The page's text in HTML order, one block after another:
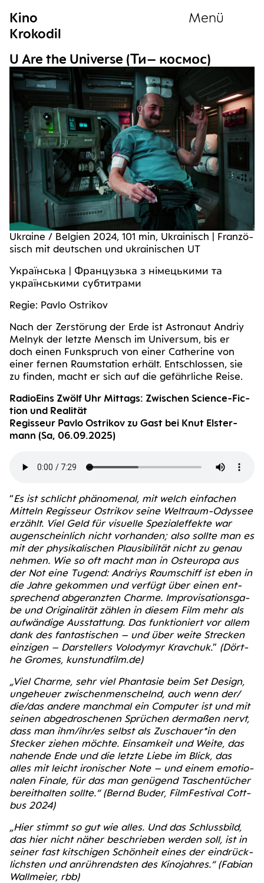
Kino
Krokodil
Menü
U Are the Uni­ver­se (Ти– космос)
Ukrai­ne / Bel­gi­en 2024, 101 min, Ukrai­nisch | Fran­zö­
sisch mit deut­schen und ukrai­ni­schen UT
Українська | Французька з німецькими та
українськими субтитрами
Regie: Pav­lo Ostrikov
Nach der Zer­stö­rung der Erde ist Astro­naut Andriy
Mel­nyk der letz­te Mensch im Uni­ver­sum, bis er
doch einen Funk­spruch von einer Cathe­ri­ne von
einer fer­nen Raum­sta­ti­on erhält. Ent­schlos­sen, sie
zu fin­den, macht er sich auf die gefähr­li­che Reise.
Radio­Eins Zwölf Uhr Mit­tags: Zwi­schen Sci­ence-Fic­
tion und Realität
Regis­seur Pav­lo Ostri­kov zu Gast bei Knut Els­ter­
mann (Sa, 06.09.2025)
“Es ist schlicht phä­no­me­nal, mit welch ein­fa­chen
Mit­teln Regis­seur Ostri­kov sei­ne Welt­raum-Odys­see
erzählt. Viel Geld für visu­el­le Spe­zi­al­ef­fek­te war
augen­schein­lich nicht vor­han­den; also soll­te man es
mit der phy­si­ka­li­schen Plau­si­bi­li­tät nicht zu genau
neh­men. Wie so oft macht man in Ost­eu­ro­pa aus
der Not eine Tugend: Andriys Raum­schiff ist eben in
die Jah­re gekom­men und ver­fügt über einen ent­
spre­chend abge­ranz­ten Charme. Impro­vi­sa­ti­ons­ga­
be und Ori­gi­na­li­tät zäh­len in die­sem Film mehr als
auf­wän­di­ge Aus­stat­tung. Das funk­tio­niert vor allem
dank des fan­tas­ti­schen – und über wei­te Stre­cken
ein­zi­gen – Dar­stel­lers Volo­dym­yr Krav­chuk.” (Dör­t­
he Gro­mes, kun​st​und​film​.de)
„Viel Charme, sehr viel Phan­ta­sie beim Set Design,
unge­heu­er zwi­schen­men­schelnd, auch wenn der/​
die/​das ande­re manch­mal ein Com­pu­ter ist und mit
sei­nen abge­dro­sche­nen Sprü­chen der­ma­ßen nervt,
dass man ihm/​ihr/​es selbst als Zuschauer*in den
Ste­cker zie­hen möch­te. Ein­sam­keit und Wei­te, das
nahen­de Ende und die letz­te Lie­be im Blick, das
alles mit leicht iro­ni­scher Note – und einem emo­tio­
na­len Fina­le, für das man genü­gend Taschen­tü­cher
bereit­hal­ten soll­te.“ (Bernd Buder, Film­Fes­ti­val Cott­
bus 2024)
„Hier stimmt so gut wie alles. Und das Schluss­bild,
das hier nicht näher beschrie­ben wer­den soll, ist in
sei­ner fast kit­schi­gen Schön­heit eines der ein­drück­
lichs­ten und anrüh­rends­ten des Kino­jah­res.“ (Fabi­an
Wall­mei­er, rbb)